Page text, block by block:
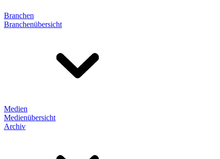
Branchen
Branchenübersicht
Medien
Medienübersicht
Archiv